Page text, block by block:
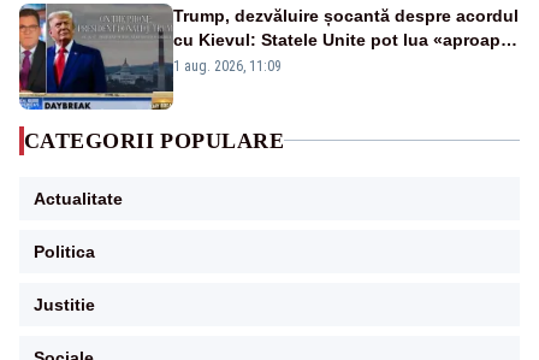
Trump, dezvăluire șocantă despre acordul
cu Kievul: Statele Unite pot lua «aproape
tot ce vor» din minele Ucrainei”
1 aug. 2026, 11:09
CATEGORII POPULARE
Actualitate
Politica
Justitie